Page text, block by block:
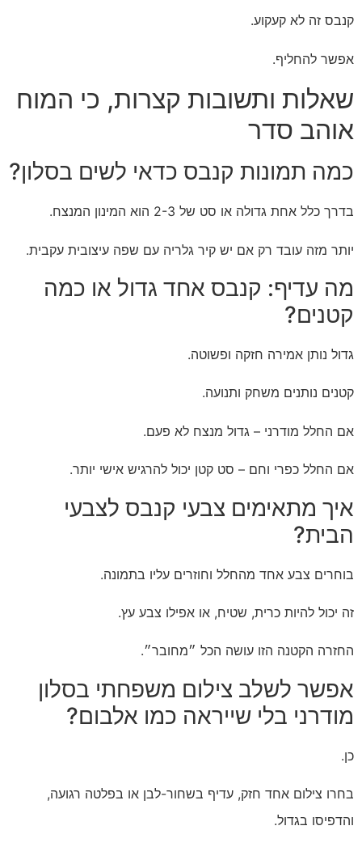
קנבס זה לא קעקוע.
אפשר להחליף.
שאלות ותשובות קצרות, כי המוח
אוהב סדר
כמה תמונות קנבס כדאי לשים בסלון?
בדרך כלל אחת גדולה או סט של 2-3 הוא המינון המנצח.
יותר מזה עובד רק אם יש קיר גלריה עם שפה עיצובית עקבית.
מה עדיף: קנבס אחד גדול או כמה
קטנים?
גדול נותן אמירה חזקה ופשוטה.
קטנים נותנים משחק ותנועה.
אם החלל מודרני – גדול מנצח לא פעם.
אם החלל כפרי וחם – סט קטן יכול להרגיש אישי יותר.
איך מתאימים צבעי קנבס לצבעי
הבית?
בוחרים צבע אחד מהחלל וחוזרים עליו בתמונה.
זה יכול להיות כרית, שטיח, או אפילו צבע עץ.
החזרה הקטנה הזו עושה הכל ״מחובר״.
אפשר לשלב צילום משפחתי בסלון
מודרני בלי שייראה כמו אלבום?
כן.
בחרו צילום אחד חזק, עדיף בשחור-לבן או בפלטה רגועה,
והדפיסו בגדול.